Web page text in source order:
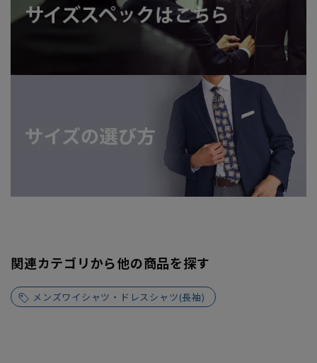
関連カテゴリから他の商品を探す
メンズワイシャツ・ドレスシャツ(長袖)